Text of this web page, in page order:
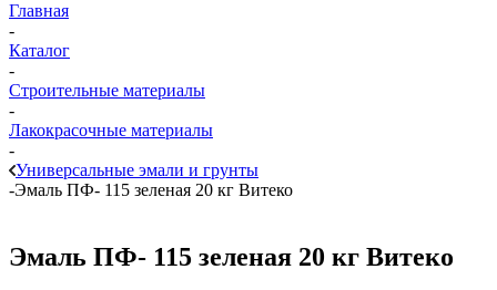
Главная
-
Каталог
-
Строительные материалы
-
Лакокрасочные материалы
-
Универсальные эмали и грунты
-Эмаль ПФ- 115 зеленая 20 кг Витеко
Эмаль ПФ- 115 зеленая 20 кг Витеко